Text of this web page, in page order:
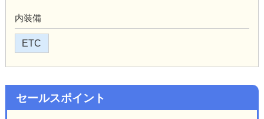
内装備
ETC
セールスポイント